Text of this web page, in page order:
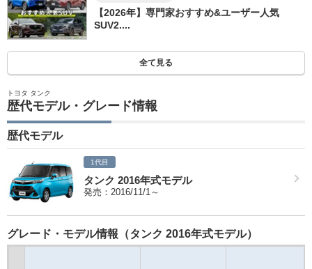
【2026年】専門家おすすめ&ユーザー人気
SUV2....
全て見る
トヨタ タンク
歴代モデル・グレード情報
歴代モデル
1代目
タンク 2016年式モデル
発売：2016/11/1～
グレード・モデル情報（タンク 2016年式モデル）